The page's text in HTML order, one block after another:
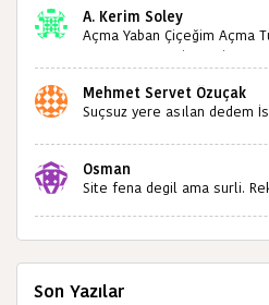
A. Kerim Soley
Açma Yaban Çiçeğim Açma
Bulabilir miyiz ?İlginiz İçin
Mehmet Servet Özuçak
Suçsuz yere asılan dedem
Osman
Site fena degil ama surli.
Son Yazılar